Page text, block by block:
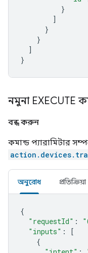
}
]
}
}
]
}
নমুনা EXECUTE
বন্ধ করুন
কমান্ড প্যারামিটার
অনুরোধ প্রতিক্রিয়া
{
"requestId" :
"inputs" :
[
{